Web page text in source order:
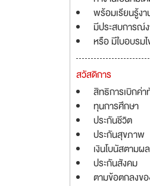
พร้อมเรียนรู้งา
มีประสบการณ์
หรือ มีใบอบรม
สวัสดิการ
สิทธิการเบิกค่
ทุนการศึกษา
ประกันชีวิต
ประกันสุขภาพ
เงินโบนัสตามผ
ประกันสังคม
ตามข้อตกลงข